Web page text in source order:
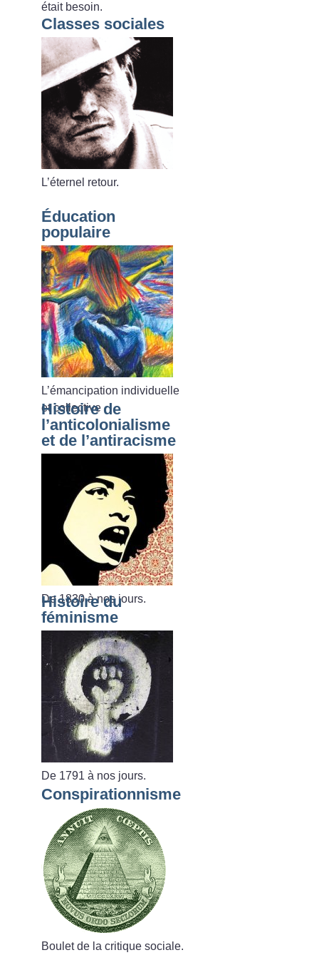
était besoin.
Classes sociales
L’éternel retour.
Éducation
populaire
L’émancipation individuelle
et collective
Histoire de
l’anticolonialisme
et de l’antiracisme
De 1830 à nos jours.
Histoire du
féminisme
De 1791 à nos jours.
Conspirationnisme
Boulet de la critique sociale.